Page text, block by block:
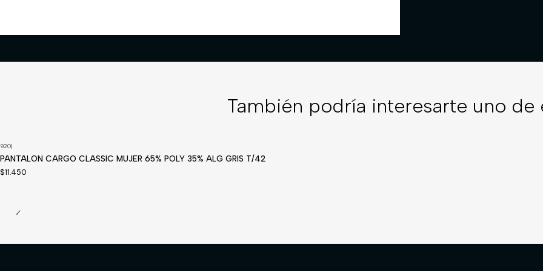
También podría interesarte uno de
920|
PANTALON CARGO CLASSIC MUJER 65% POLY 35% ALG GRIS T/42
$11.450